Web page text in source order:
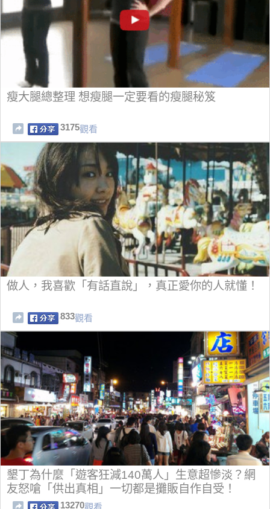
瘦大腿總整理 想瘦腿一定要看的瘦腿秘笈
3175觀看
做人，我喜歡「有話直說」，真正愛你的人就懂！
833觀看
墾丁為什麼「遊客狂減140萬人」生意超慘淡？網
友怒嗆「供出真相」一切都是攤販自作自受！
13270觀看